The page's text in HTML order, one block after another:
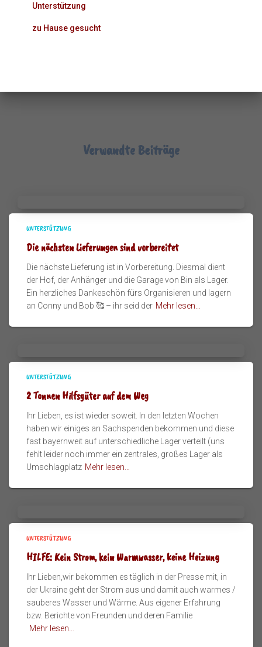
Unterstützung
zu Hause gesucht
Verwandte Beiträge
UNTERSTÜTZUNG
Die nächsten Lieferungen sind vorbereitet
Die nächste Lieferung ist in Vorbereitung. Diesmal dient
der Hof, der Anhänger und die Garage von Bin als Lager.
Ein herzliches Dankeschön fürs Organisieren und lagern
an Conny und Bob 🥰 – ihr seid der Mehr lesen…
UNTERSTÜTZUNG
2 Tonnen Hilfsgüter auf dem Weg
Ihr Lieben, es ist wieder soweit. In den letzten Wochen
haben wir einiges an Sachspenden bekommen und diese
fast bayernweit auf unterschiedliche Lager verteilt (uns
fehlt leider noch immer ein zentrales, großes Lager als
Umschlagplatz Mehr lesen…
UNTERSTÜTZUNG
HILFE: Kein Strom, kein Warmwasser, keine Heizung
Ihr Lieben,wir bekommen es täglich in der Presse mit, in
der Ukraine geht der Strom aus und damit auch warmes /
sauberes Wasser und Wärme. Aus eigener Erfahrung
bzw. Berichte von Freunden und deren Familie
Mehr lesen…